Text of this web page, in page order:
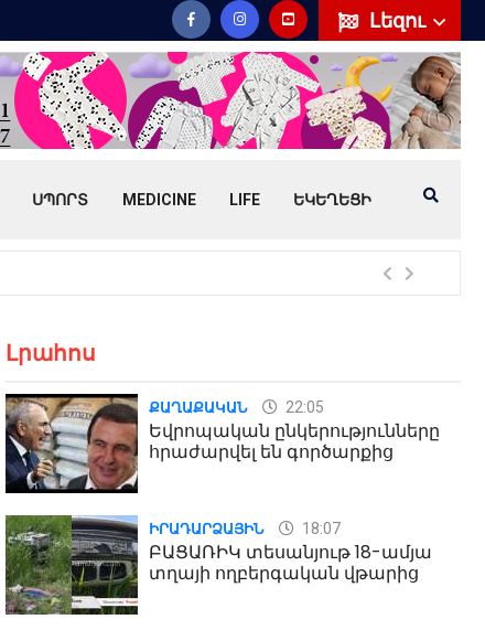
Լեզու
ՍՊՈՐՏ MEDICINE LIFE ԵԿԵՂԵՑԻ
Լրահոս
ՔԱՂԱՔԱԿԱՆ 22:05
Եվրոպական ընկերությունները
հրաժարվել են գործարքից
ԻՐԱԴԱՐՁԱՅԻՆ 18:07
ԲԱՑԱՌԻԿ տեսանյութ 18-ամյա
տղայի ողբերգական վթարից